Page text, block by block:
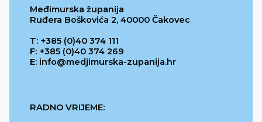
Međimurska županija
Ruđera Boškovića 2, 40000 Čakovec
T: +385 (0)40 374 111
F: +385 (0)40 374 269
E: info@medjimurska-zupanija.hr
RADNO VRIJEME: